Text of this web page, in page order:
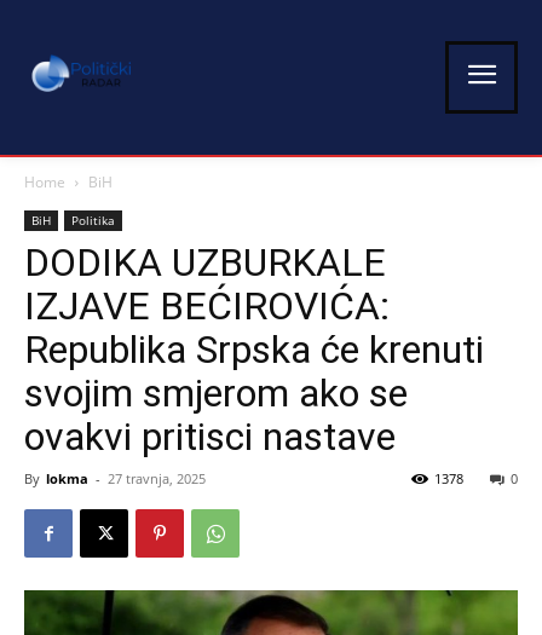
Home BiH
BiH Politika
DODIKA UZBURKALE
IZJAVE BEĆIROVIĆA:
Republika Srpska će krenuti
svojim smjerom ako se
ovakvi pritisci nastave
By lokma - 27 travnja, 2025 0
1378